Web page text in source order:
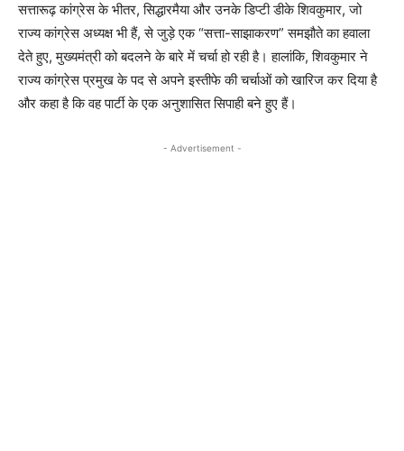
सत्तारूढ़ कांग्रेस के भीतर, सिद्धारमैया और उनके डिप्टी डीके शिवकुमार, जो
राज्य कांग्रेस अध्यक्ष भी हैं, से जुड़े एक “सत्ता-साझाकरण” समझौते का हवाला
देते हुए, मुख्यमंत्री को बदलने के बारे में चर्चा हो रही है। हालांकि, शिवकुमार ने
राज्य कांग्रेस प्रमुख के पद से अपने इस्तीफे की चर्चाओं को खारिज कर दिया है
और कहा है कि वह पार्टी के एक अनुशासित सिपाही बने हुए हैं।
- Advertisement -